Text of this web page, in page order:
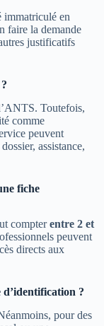
immatriculé en
faire la demande
justificatifs
Toutefois,
comme
peuvent
assistance,
fiche
compterentre 2 et
peuvent
directs aux
d’identification ?
pour des